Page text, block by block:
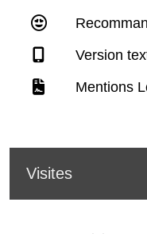
Version
Mentions
Visites